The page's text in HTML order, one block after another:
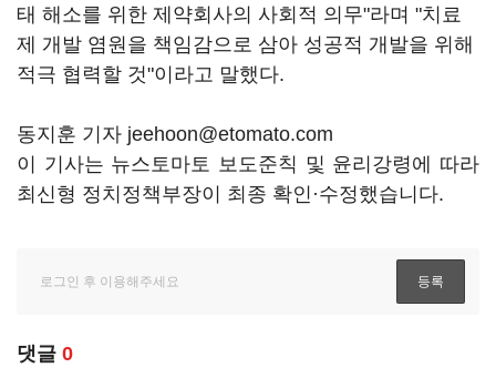
태 해소를 위한 제약회사의 사회적 의무"라며 "치료
제 개발 염원을 책임감으로 삼아 성공적 개발을 위해
적극 협력할 것"이라고 말했다.
동지훈 기자 jeehoon@etomato.com
이 기사는 뉴스토마토 보도준칙 및 윤리강령에 따라
최신형 정치정책부장이 최종 확인·수정했습니다.
댓글 0